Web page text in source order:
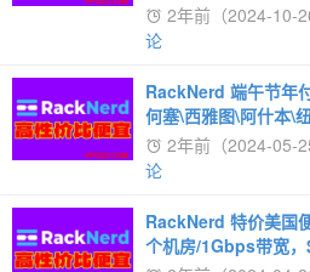
2年前（2024-10-
论
RackNerd 端午节年
何塞\西雅图\阿什本\
2年前（2024-05-
论
RackNerd 特价美国
个机房/1Gbps带宽